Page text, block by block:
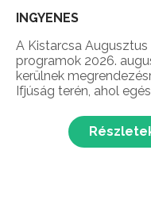
INGYENES
A Kistarcsa Augusztus
programok 2026.
kerülnek
Ifjúság terén, ahol
programokkal
államalapítás napját a
Kakasfőző Fesztivál